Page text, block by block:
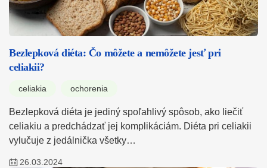
Bezlepková diéta: Čo môžete a nemôžete jesť pri
celiakii?
celiakia ochorenia
Bezlepková diéta je jediný spoľahlivý spôsob, ako liečiť
celiakiu a predchádzať jej komplikáciám. Diéta pri celiakii
vylučuje z jedálnička všetky…
26.03.2024